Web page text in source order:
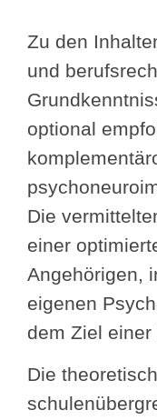
Zu den
und
optional
Die
einer
Angehörigen,
eigenen
dem Ziel
Die